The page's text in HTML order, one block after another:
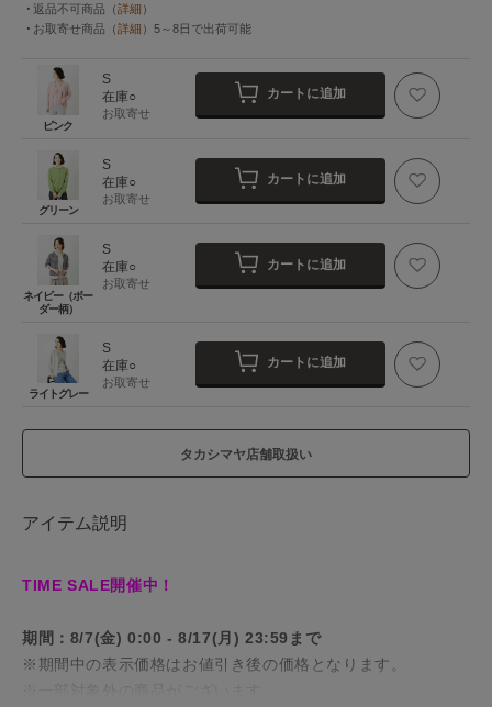
返品不可商品 （詳細 ）
お取寄せ商品 （詳細 ） 5～8日 で出荷可能
ピンク
S
在庫○
お取寄せ
カートに追加
グリーン
S
在庫○
お取寄せ
カートに追加
ネイビー（ボー
ダー柄）
S
在庫○
お取寄せ
カートに追加
ライトグレー
S
在庫○
お取寄せ
カートに追加
タカシマヤ店舗取扱い
アイテム説明
TIME SALE開催中！
期間：8/7(金) 0:00 - 8/17(月) 23:59まで
※期間中の表示価格はお値引き後の価格となります。